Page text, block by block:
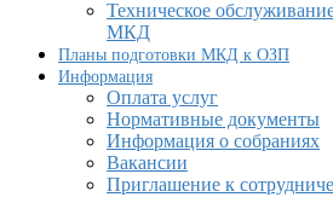
Техническое
МКД
Планы подготовки МКД к ОЗП
Информация
Оплата услуг
Нормативные документы
Информация о собраниях
Вакансии
Приглашение к